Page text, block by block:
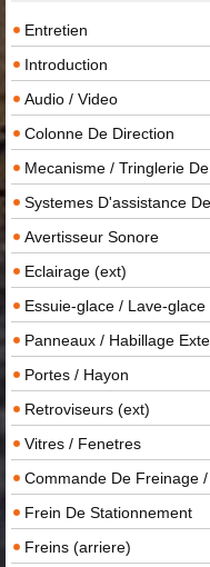
Entretien
Introduction
Audio / Video
Colonne De Direction
Mecanisme / Tringlerie
Systemes D'assistance
Avertisseur Sonore
Eclairage (ext)
Essuie-glace / Lave-glace
Panneaux / Habillage
Portes / Hayon
Retroviseurs (ext)
Vitres / Fenetres
Commande De Freinage
Frein De Stationnement
Freins (arriere)